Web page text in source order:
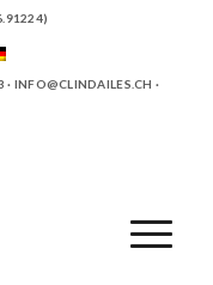
· INFO@CLINDAILES.CH ·